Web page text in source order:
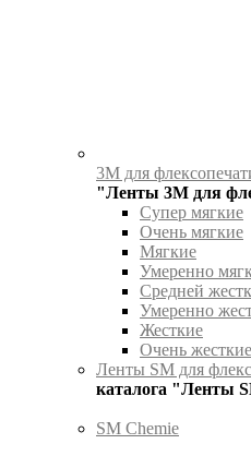
3М для
"Ленты 3М для
Супер мягкие
Очень мягкие
Мягкие
Умеренно
Средней
Умеренно
Жесткие
Очень жесткие
Ленты SM для
каталога "Ленты
SM Chemie